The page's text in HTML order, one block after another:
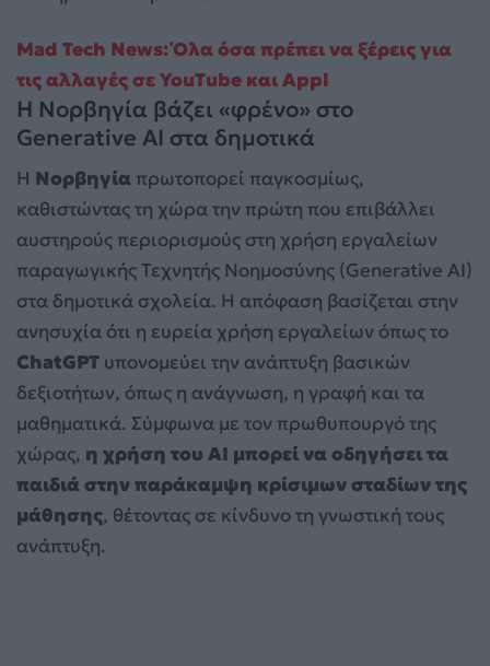
Mad Tech News: Όλα όσα πρέπει να ξέρεις για
τις αλλαγές σε YouTube και Appl
Η Νορβηγία βάζει «φρένο» στο
Generative AI στα δημοτικά
Η Νορβηγία πρωτοπορεί παγκοσμίως,
καθιστώντας τη χώρα την πρώτη που επιβάλλει
αυστηρούς περιορισμούς στη χρήση εργαλείων
παραγωγικής Τεχνητής Νοημοσύνης (Generative AI)
στα δημοτικά σχολεία. Η απόφαση βασίζεται στην
ανησυχία ότι η ευρεία χρήση εργαλείων όπως το
ChatGPT υπονομεύει την ανάπτυξη βασικών
δεξιοτήτων, όπως η ανάγνωση, η γραφή και τα
μαθηματικά. Σύμφωνα με τον πρωθυπουργό της
χώρας, η χρήση του AI μπορεί να οδηγήσει τα
παιδιά στην παράκαμψη κρίσιμων σταδίων της
μάθησης, θέτοντας σε κίνδυνο τη γνωστική τους
ανάπτυξη.